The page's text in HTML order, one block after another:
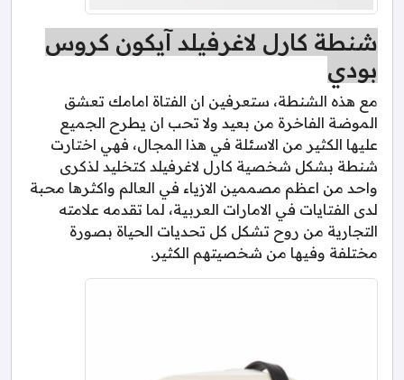
شنطة كارل لاغرفيلد آيكون كروس
بودي
مع هذه الشنطة، ستعرفين ان الفتاة امامك تعشق
الموضة الفاخرة من بعيد ولا تحب ان يطرح الجميع
عليها الكثير من الاسئلة في هذا المجال، فهي اختارت
شنطة بشكل شخصية كارل لاغرفيلد كتخليد لذكرى
واحد من اعظم مصممين الازياء في العالم واكثرها محبة
لدى الفتايات في الامارات العربية، لما تقدمه علامته
التجارية من روح تشكل كل تحديات الحياة بصورة
مختلفة وفيها من شخصيتهم الكثير.